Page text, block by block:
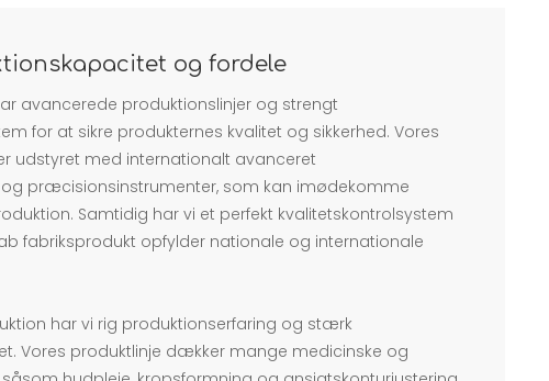
og fordele
avancerede produktionslinjer og strengt
for at sikre produkternes kvalitet og sikkerhed. Vores
udstyret med internationalt avanceret
præcisionsinstrumenter, som kan imødekomme
Samtidig har vi et perfekt kvalitetskontrolsystem
fabriksprodukt opfylder nationale og internationale
har vi rig produktionserfaring og stærk
Vores produktlinje dækker mange medicinske og